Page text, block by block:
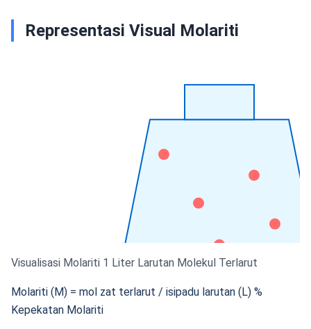
Representasi Visual Molariti
Visualisasi Molariti 1 Liter Larutan Molekul Terlarut
Molariti (M) = mol zat terlarut / isipadu larutan (L) %
Kepekatan Molariti